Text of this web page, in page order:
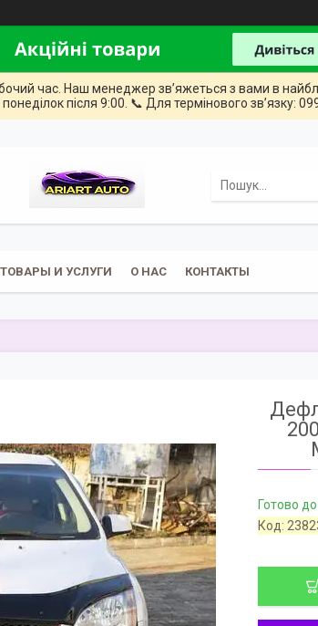
час. Наш менеджер зв’яжеться з вами в
після 9:00. 📞 Для термінового зв’язку:
ТОВАРЫ И УСЛУГИ О НАС КОНТАКТЫ
Готово
Код: